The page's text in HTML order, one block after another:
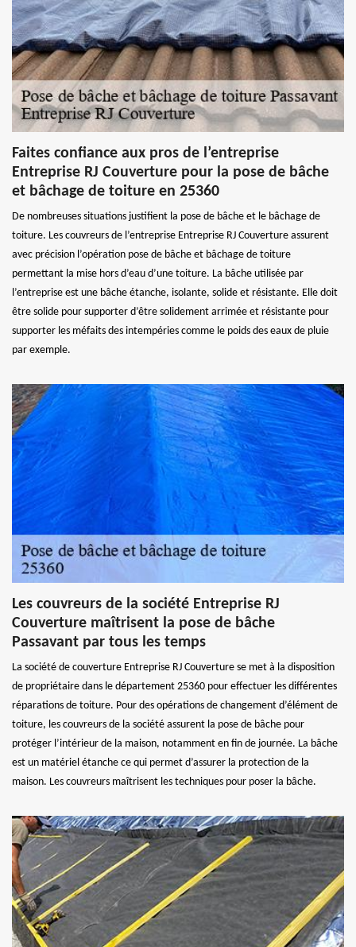
Faites confiance aux pros de l’entreprise
Entreprise RJ Couverture pour la pose de bâche
et bâchage de toiture en 25360
De nombreuses situations justifient la pose de bâche et le bâchage de
toiture. Les couvreurs de l’entreprise Entreprise RJ Couverture assurent
avec précision l’opération pose de bâche et bâchage de toiture
permettant la mise hors d’eau d’une toiture. La bâche utilisée par
l’entreprise est une bâche étanche, isolante, solide et résistante. Elle doit
être solide pour supporter d’être solidement arrimée et résistante pour
supporter les méfaits des intempéries comme le poids des eaux de pluie
par exemple.
Les couvreurs de la société Entreprise RJ
Couverture maîtrisent la pose de bâche
Passavant par tous les temps
La société de couverture Entreprise RJ Couverture se met à la disposition
de propriétaire dans le département 25360 pour effectuer les différentes
réparations de toiture. Pour des opérations de changement d’élément de
toiture, les couvreurs de la société assurent la pose de bâche pour
protéger l’intérieur de la maison, notamment en fin de journée. La bâche
est un matériel étanche ce qui permet d’assurer la protection de la
maison. Les couvreurs maîtrisent les techniques pour poser la bâche.